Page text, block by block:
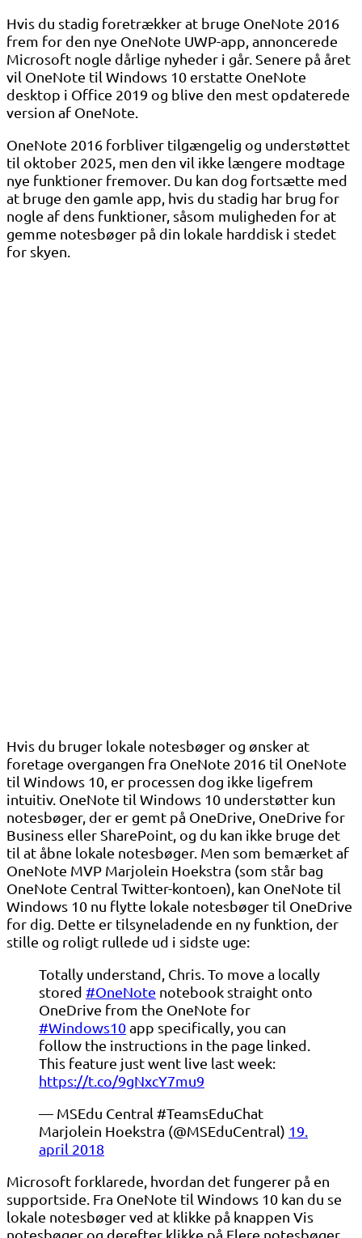
Hvis du stadig foretrækker at bruge OneNote 2016
frem for den nye OneNote UWP-app, annoncerede
Microsoft nogle dårlige nyheder i går. Senere på året
vil OneNote til Windows 10 erstatte OneNote
desktop i Office 2019 og blive den mest opdaterede
version af OneNote.
OneNote 2016 forbliver tilgængelig og understøttet
til oktober 2025, men den vil ikke længere modtage
nye funktioner fremover. Du kan dog fortsætte med
at bruge den gamle app, hvis du stadig har brug for
nogle af dens funktioner, såsom muligheden for at
gemme notesbøger på din lokale harddisk i stedet
for skyen.
Hvis du bruger lokale notesbøger og ønsker at
foretage overgangen fra OneNote 2016 til OneNote
til Windows 10, er processen dog ikke ligefrem
intuitiv. OneNote til Windows 10 understøtter kun
notesbøger, der er gemt på OneDrive, OneDrive for
Business eller SharePoint, og du kan ikke bruge det
til at åbne lokale notesbøger. Men som bemærket af
OneNote MVP Marjolein Hoekstra (som står bag
OneNote Central Twitter-kontoen), kan OneNote til
Windows 10 nu flytte lokale notesbøger til OneDrive
for dig. Dette er tilsyneladende en ny funktion, der
stille og roligt rullede ud i sidste uge:
Totally understand, Chris. To move a locally
stored #OneNote notebook straight onto
OneDrive from the OneNote for
#Windows10app specifically, you can
follow the instructions in the page linked.
This feature just went live last week:
https://t.co/9gNxcY7mu9
— MSEdu Central #TeamsEduChat
Marjolein Hoekstra (@MSEduCentral) 19.
april 2018
Microsoft forklarede, hvordan det fungerer på en
supportside. Fra OneNote til Windows 10 kan du se
lokale notesbøger ved at klikke på knappen Vis
notesbøger og derefter klikke på Flere notesbøger.